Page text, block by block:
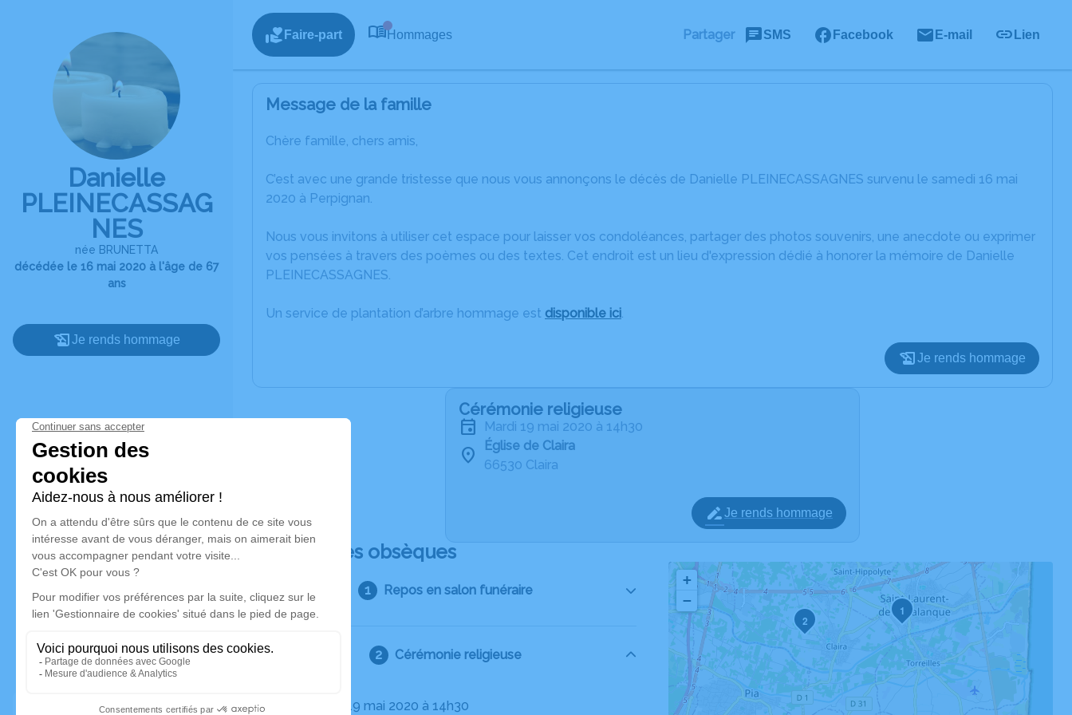
Danielle
PLEINECASSAG
NES
née BRUNETTA
décédée le 16 mai 2020 à l'âge de 67
ans
Je rends hommage
Faire-part Hommages Partager SMS Facebook E-mail Lien
Message de la famille
Chère famille, chers amis,
C’est avec une grande tristesse que nous vous annonçons le décès de Danielle PLEINECASSAGNES survenu le samedi 16 mai
2020 à Perpignan.
Nous vous invitons à utiliser cet espace pour laisser vos condoléances, partager des photos souvenirs, une anecdote ou exprimer
vos pensées à travers des poèmes ou des textes. Cet endroit est un lieu d'expression dédié à honorer la mémoire de Danielle
PLEINECASSAGNES.
Un service de plantation d’arbre hommage est disponible ici.
Je rends hommage
Cérémonie religieuse
mardi 19 mai 2020 à 14h30
Église de Claira
66530 Claira
Je rends hommage
Déroulé des obsèques
Repos en salon funéraire
Cérémonie religieuse
Le mardi 19 mai 2020 à 14h30
1
2
+
−